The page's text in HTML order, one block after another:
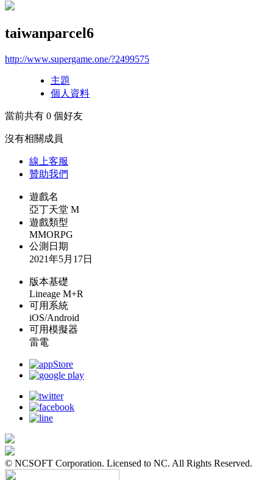
taiwanparcel6
http://www.supergame.one/?2499575
主題
個人資料
當前共有 0 個好友
沒有相關成員
線上客服
贊助我們
遊戲名
亞丁天堂 M
遊戲類型
MMORPG
公測日期
2021年5月17日
版本基礎
Lineage M+R
可用系統
iOS/Android
可用模擬器
雷電
© NCSOFT Corporation. Licensed to NC. All Rights Reserved.